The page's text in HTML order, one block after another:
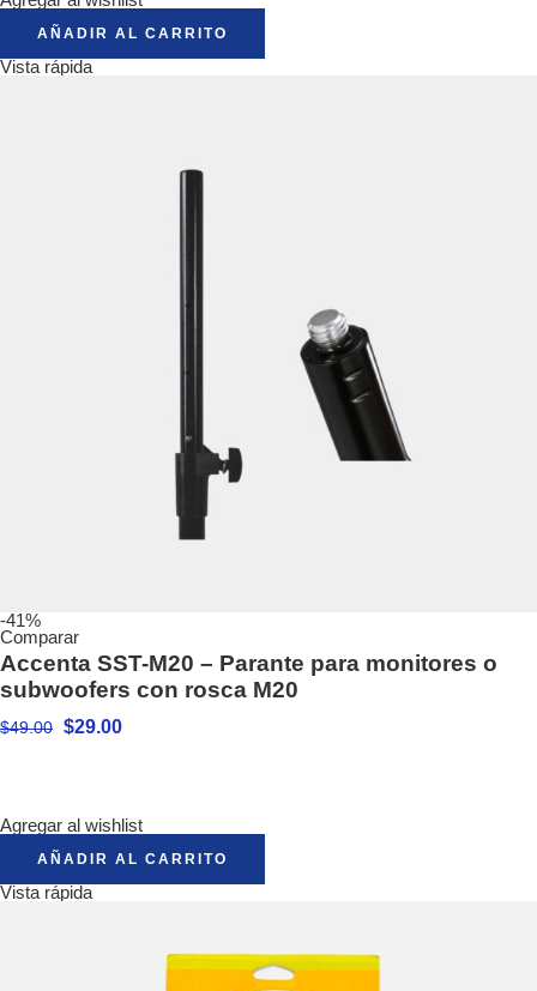
AÑADIR AL CARRITO
Vista rápida
-41%
Comparar
Accenta SST-M20 – Parante para monitores o
subwoofers con rosca M20
$49.00 $29.00
Agregar al wishlist
AÑADIR AL CARRITO
Vista rápida